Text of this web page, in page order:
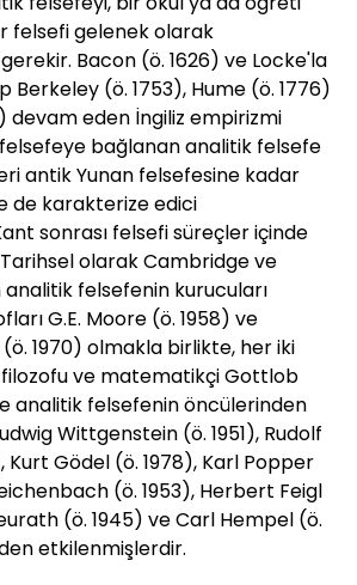
felsefi gelenek olarak
Bacon (ö. 1626) ve Locke'la
Berkeley (ö. 1753), Hume (ö. 1776)
devam eden İngiliz empirizmi
bağlanan analitik felsefe
antik Yunan felsefesine kadar
de karakterize edici
sonrası felsefi süreçler içinde
olarak Cambridge ve
felsefenin kurucuları
G.E. Moore (ö. 1958) ve
1970) olmakla birlikte, her iki
ve matematikçi Gottlob
analitik felsefenin öncülerinden
Wittgenstein (ö. 1951), Rudolf
Kurt Gödel (ö. 1978), Karl Popper
(ö. 1953), Herbert Feigl
(ö. 1945) ve Carl Hempel (ö.
etkilenmişlerdir.